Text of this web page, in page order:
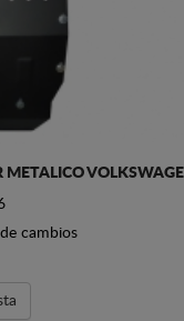
METALICO
cambios